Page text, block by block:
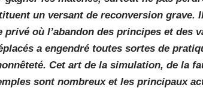
un versant de reconversion grave.
privé où l’abandon des principes et des
a engendré toutes sortes de
Cet art de la simulation, de la
sont nombreux et les principaux